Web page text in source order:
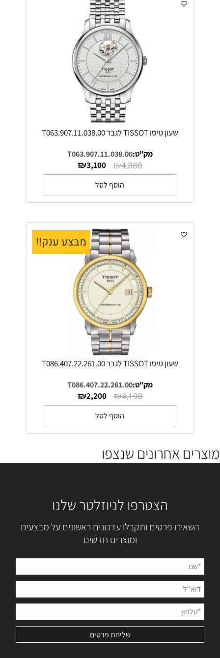
שעון טיסו TISSOT לגבר T063.907.11.038.00
מק"ט:T063.907.11.038.00
₪4,380
₪3,100
הוסף לסל
מבצע ענק!!
שעון טיסו TISSOT לגבר T086.407.22.261.00
מק"ט:T086.407.22.261.00
₪4,190
₪2,200
הוסף לסל
מוצרים אחרונים שנצפו
הצטרפו לניוזלטר שלנו
השאירו פרטים ותקבלו עדכונים ראשונים על מבצעים
ומוצרים חדשים